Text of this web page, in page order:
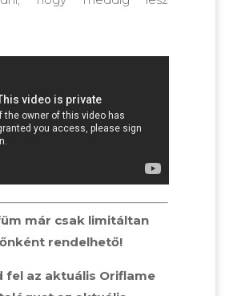
már csak limitáltan
rendelhető!
fel az aktuális Oriflame